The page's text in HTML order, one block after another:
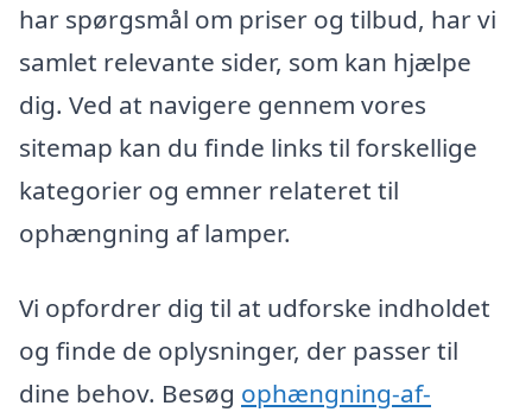
har spørgsmål om priser og tilbud, har vi
samlet relevante sider, som kan hjælpe
dig. Ved at navigere gennem vores
sitemap kan du finde links til forskellige
kategorier og emner relateret til
ophængning af lamper.
Vi opfordrer dig til at udforske indholdet
og finde de oplysninger, der passer til
dine behov. Besøg ophængning-af-